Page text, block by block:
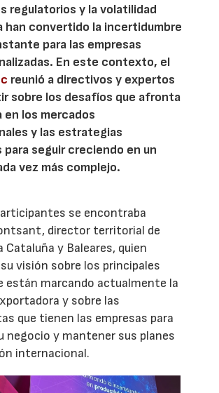
regulatorios y la volatilidad
han convertido la incertidumbre
para las empresas
En este contexto, el
reunió a directivos y expertos
sobre los desafíos que afronta
en los mercados
y las estrategias
para seguir creciendo en un
vez más complejo.
se encontraba
director territorial de
Cataluña y Baleares, quien
visión sobre los principales
están marcando actualmente la
y sobre las
que tienen las empresas para
negocio y mantener sus planes
internacional.